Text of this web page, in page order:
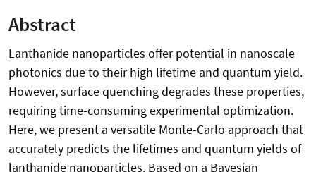
Abstract
Lanthanide nanoparticles offer potential in nanoscale
photonics due to their high lifetime and quantum yield.
However, surface quenching degrades these properties,
requiring time-consuming experimental optimization.
Here, we present a versatile Monte-Carlo approach that
accurately predicts the lifetimes and quantum yields of
lanthanide nanoparticles. Based on a Bayesian